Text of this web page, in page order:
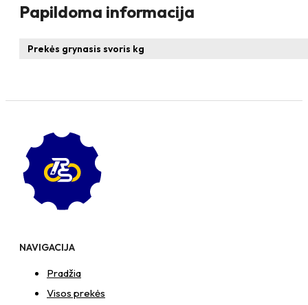
Papildoma informacija
Prekės grynasis svoris kg
NAVIGACIJA
Pradžia
Visos prekės